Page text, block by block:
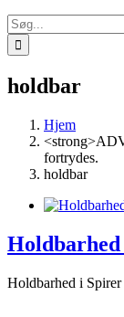
Søg
efter:
holdbar
Hjem
fortrydes.
holdbar
Holdbarhed i